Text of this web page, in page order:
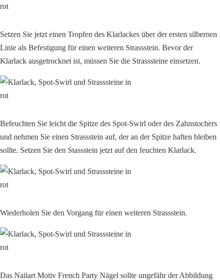
Setzen Sie jetzt einen Tropfen des Klarlackes über der ersten silbernen
Linie als Befestigung für einen weiteren Strassstein. Bevor der
Klarlack ausgetrocknet ist, müssen Sie die Strasssteine einsetzen.
Befeuchten Sie leicht die Spitze des Spot-Swirl oder des Zahnstochers
und nehmen Sie einen Strassstein auf, der an der Spitze haften bleiben
sollte. Setzen Sie den Stassstein jetzt auf den feuchten Klarlack.
Wiederholen Sie den Vorgang für einen weiteren Strassstein.
Das Nailart Motiv French Party Nägel sollte ungefähr der Abbildung